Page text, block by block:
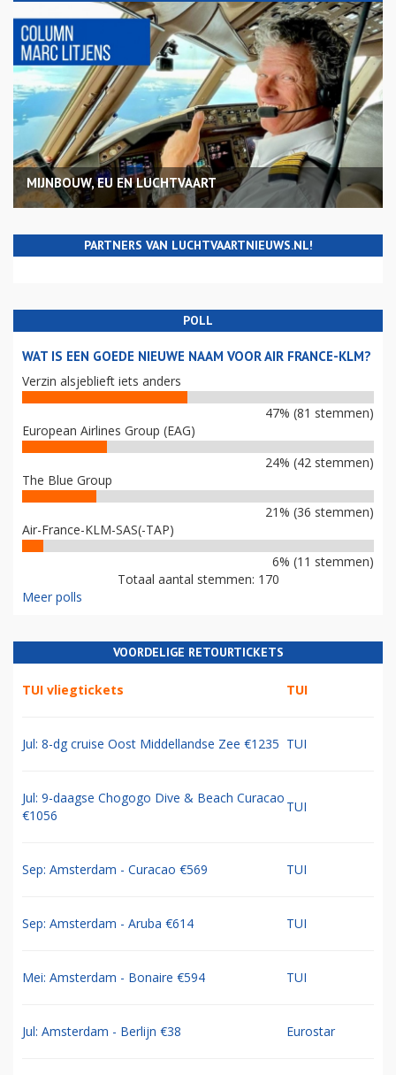
MIJNBOUW, EU EN LUCHTVAART
PARTNERS VAN LUCHTVAARTNIEUWS.NL!
POLL
WAT IS EEN GOEDE NIEUWE NAAM VOOR AIR FRANCE-KLM?
Verzin alsjeblieft iets anders
47% (81 stemmen)
European Airlines Group (EAG)
24% (42 stemmen)
The Blue Group
21% (36 stemmen)
Air-France-KLM-SAS(-TAP)
6% (11 stemmen)
Totaal aantal stemmen: 170
Meer polls
VOORDELIGE RETOURTICKETS
TUI vliegtickets TUI
Jul: 8-dg cruise Oost Middellandse Zee €1235 TUI
Jul: 9-daagse Chogogo Dive & Beach Curacao
€1056
TUI
Sep: Amsterdam - Curacao €569 TUI
Sep: Amsterdam - Aruba €614 TUI
Mei: Amsterdam - Bonaire €594 TUI
Jul: Amsterdam - Berlijn €38 Eurostar